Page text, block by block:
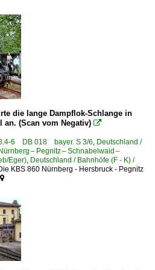
die lange Dampflok-Schlange in
an. (Scan vom Negativ) 
6 DB 018 bayer. S 3/6, Deutschland /
– Pegnitz – Schnabelwaid –
Eger), Deutschland / Bahnhöfe (F - K) /
KBS 860 Nürnberg - Hersbruck - Pegnitz
